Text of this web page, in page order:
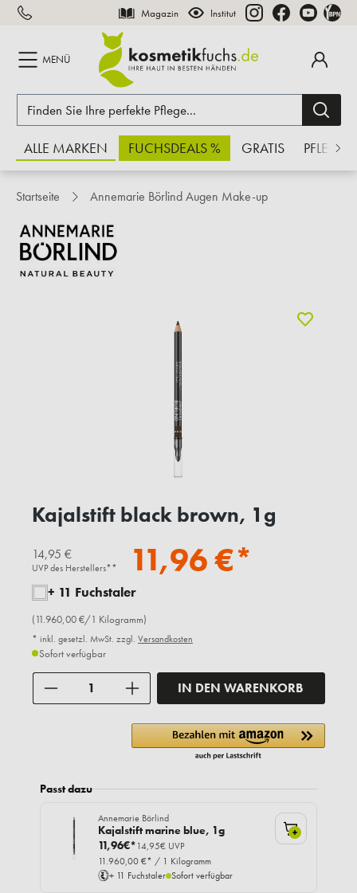
springen Magazin Institut
MENÜ
ALLE MARKEN FUCHSDEALS % GRATIS PFLEGE
Startseite Annemarie Börlind Augen Make-up
Kajalstift black brown, 1g
14,95 €
UVP des Herstellers** 11,96 €*
+ 11 Fuchstaler
(11.960,00 €/1 Kilogramm)
* inkl. gesetzl. MwSt. zzgl. Versandkosten
Sofort verfügbar
IN DEN WARENKORB
Passt dazu
Annemarie Börlind
Kajalstift marine blue, 1g
11,96€*14,95€ UVP
11.960,00 €* / 1 Kilogramm
+ 11 Fuchstaler Sofort verfügbar
+